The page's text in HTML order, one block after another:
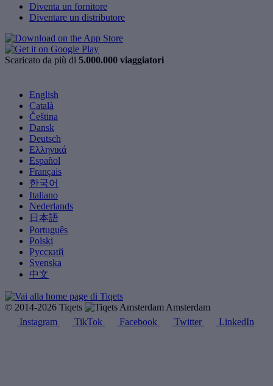
Diventa un fornitore
Diventare un distributore
Scaricato da più di 5.000.000 viaggiatori
English
Català
Čeština
Dansk
Deutsch
Ελληνικά
Español
Français
한국어
Italiano
Nederlands
日本語
Português
Polski
Русский
Svenska
中文
© 2014-2026 Tiqets
Amsterdam
Instagram
TikTok Facebook Twitter LinkedIn